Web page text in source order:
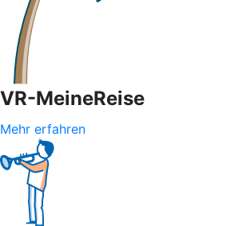
VR-MeineReise
Mehr erfahren